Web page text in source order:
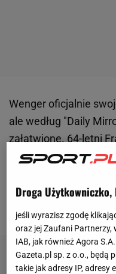
Wenger oficjalnie
ale według "Daily
załatwione. 64-letni
zostaje na
przedłuży kontrakt z
Droga
jeśli wyrazisz zgodę
oraz jej Zaufani Partnerzy,
IAB, jak również Agora
Gazeta.pl sp. z o.o., będą
takie jak adresy IP, adresy